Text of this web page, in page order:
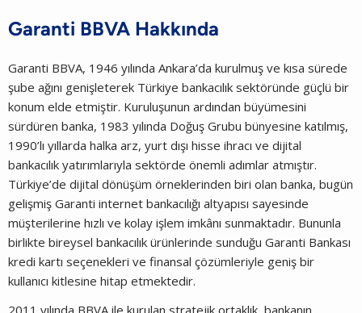
Garanti BBVA Hakkında
Garanti BBVA, 1946 yılında Ankara’da kurulmuş ve kısa sürede
şube ağını genişleterek Türkiye bankacılık sektöründe güçlü bir
konum elde etmiştir. Kuruluşunun ardından büyümesini
sürdüren banka, 1983 yılında Doğuş Grubu bünyesine katılmış,
1990’lı yıllarda halka arz, yurt dışı hisse ihracı ve dijital
bankacılık yatırımlarıyla sektörde önemli adımlar atmıştır.
Türkiye’de dijital dönüşüm örneklerinden biri olan banka, bugün
gelişmiş Garanti internet bankacılığı altyapısı sayesinde
müşterilerine hızlı ve kolay işlem imkânı sunmaktadır. Bununla
birlikte bireysel bankacılık ürünlerinde sunduğu Garanti Bankası
kredi kartı seçenekleri ve finansal çözümleriyle geniş bir
kullanıcı kitlesine hitap etmektedir.
2011 yılında BBVA ile kurulan stratejik ortaklık, bankanın